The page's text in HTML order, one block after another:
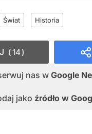
Świat Historia
nas w Google
jako źródło w
14